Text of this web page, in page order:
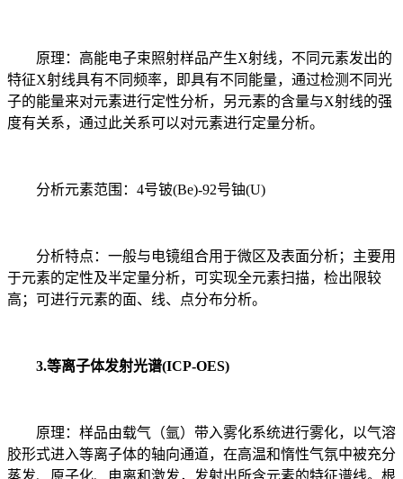
原理：高能电子束照射样品产生X射线，不同元素发出的
特征X射线具有不同频率，即具有不同能量，通过检测不同光
子的能量来对元素进行定性分析，另元素的含量与X射线的强
度有关系，通过此关系可以对元素进行定量分析。
分析元素范围：4号铍(Be)-92号铀(U)
分析特点：一般与电镜组合用于微区及表面分析；主要用
于元素的定性及半定量分析，可实现全元素扫描，检出限较
高；可进行元素的面、线、点分布分析。
3.等离子体发射光谱(ICP-OES)
原理：样品由载气（氩）带入雾化系统进行雾化，以气溶
胶形式进入等离子体的轴向通道，在高温和惰性气氛中被充分
蒸发、原子化、电离和激发，发射出所含元素的特征谱线。根